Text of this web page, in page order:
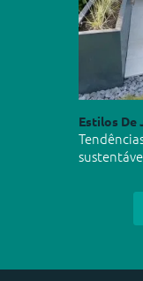
Estilos De